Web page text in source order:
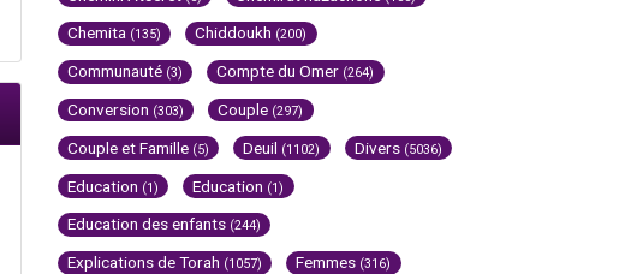
Chemita (135) Chiddoukh (200)
Communauté (3) Compte du Omer (264)
Conversion (303) Couple (297)
Couple et Famille (5) Deuil (1102) Divers (5036)
Education (1) Education (1)
Education des enfants (244)
Explications de Torah (1057) Femmes (316)